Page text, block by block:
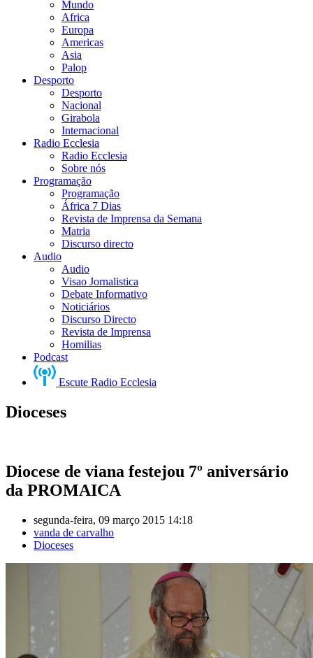
Mundo
Africa
Europa
Americas
Asia
Palop
Desporto
Desporto
Nacional
Girabola
Internacional
Radio Ecclesia
Radio Ecclesia
Sobre nós
Programação
Programação
África 7 Dias
Revista de Imprensa da Semana
Matria
Discurso directo
Audio
Audio
Visao Jornalistica
Debate Informativo
Noticiários
Discurso Directo
Revista de Imprensa
Homilias
Podcast
Escute Radio Ecclesia
Dioceses
Diocese de viana festejou 7º aniversário
da PROMAICA
segunda-feira, 09 março 2015 14:18
vanda de carvalho
Dioceses